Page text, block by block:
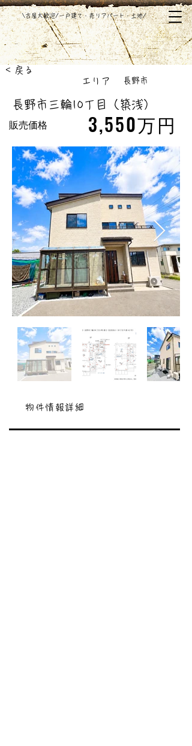
​\古屋大歓迎/一戸建て・売りアパート・土地/
< 戻る
​エリア
長野市
長野市三輪10丁目（築浅）
販売価格 3,550万円
物件情報詳細